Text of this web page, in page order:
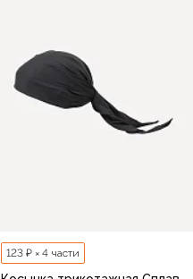
123 ₽ × 4 части